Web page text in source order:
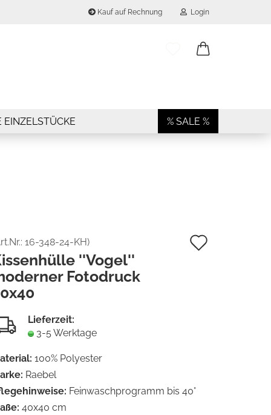
Kauf auf Rechnung Login
EINZELSTÜCKE % SALE %
16-348-24-KH)
''Vogel''
Fotodruck
Lieferzeit:
3-5 Werktage
100% Polyester
Raebel
Feinwaschprogramm bis 40°
40x40 cm